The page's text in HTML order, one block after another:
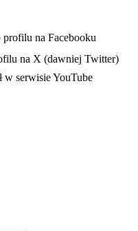
karcie
profilu na Facebooku
na X (dawniej Twitter)
karcie
w serwisie YouTube